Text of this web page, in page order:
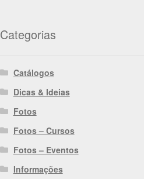
Categorias
Catálogos
Dicas & Ideias
Fotos
Fotos – Cursos
Fotos – Eventos
Informações